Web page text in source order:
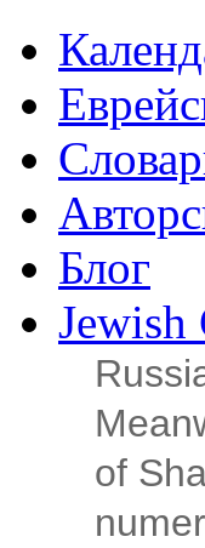
Блог
Jewish
of